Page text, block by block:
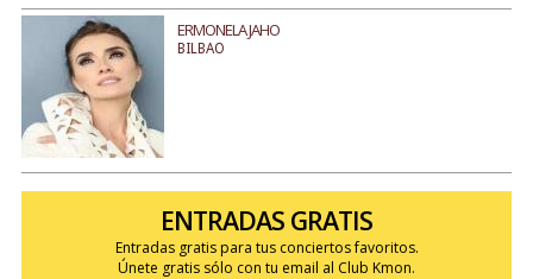
ERMONELA JAHO
BILBAO
ENTRADAS GRATIS
Entradas gratis para tus conciertos favoritos.
Únete gratis sólo con tu email al Club Kmon.